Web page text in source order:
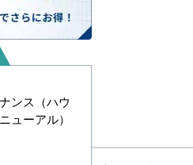
ック
ント
ンス（ハウ
ューアル）